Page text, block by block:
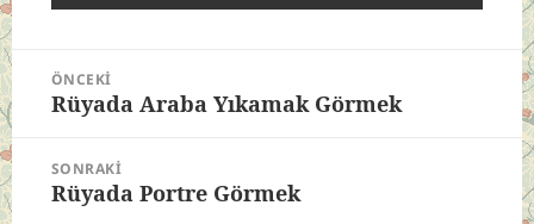
Yazı
gezinmesi
ÖNCEKI
Önceki
Rüyada Araba Yıkamak Görmek
SONRAKI
Sonraki
Rüyada Portre Görmek